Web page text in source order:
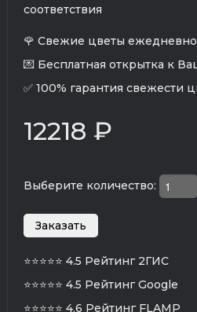
соответствия
🌹 Свежие цветы
💌 Бесплатная открытка к
✅ 100% гарантия свежести
12218 ₽
Выберите количество:
⭐⭐⭐⭐⭐ 4.5 Рейтинг 2ГИС
⭐⭐⭐⭐⭐ 4.5 Рейтинг Google
⭐⭐⭐⭐⭐ 4.6 Рейтинг FLAMP